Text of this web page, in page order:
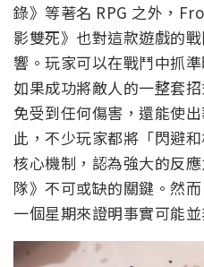
錄》等著名 RPG 之外，
影雙死》也對這款遊戲的
響。玩家可以在戰鬥中抓
如果成功將敵人的一整套
免受到任何傷害，還能使
此，不少玩家都將「閃避
核心機制，認為強大的反
隊》不可或缺的關鍵。然
一個星期來證明事實可能並